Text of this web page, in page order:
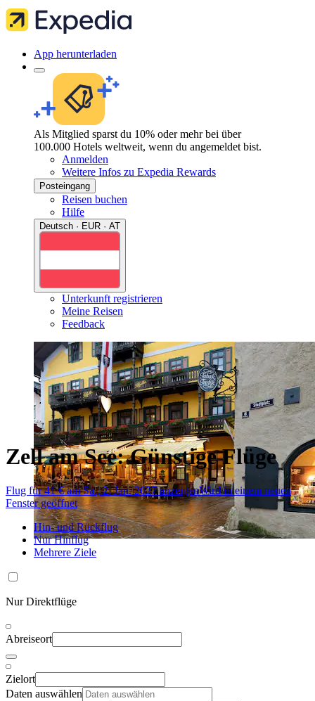
App herunterladen
Als Mitglied sparst du 10% oder mehr bei über
100.000 Hotels weltweit, wenn du angemeldet bist.
Anmelden
Weitere Infos zu Expedia Rewards
Posteingang
Reisen buchen
Hilfe
Deutsch · EUR · AT
Unterkunft registrieren
Meine Reisen
Feedback
Zell am See: Günstige Flüge
Flug für 41 € am Sa., 2. Jan. 2027 anzeigenWird in einem neuen
Fenster geöffnet
Hin- und Rückflug
Nur Hinflug
Mehrere Ziele
Nur Direktflüge
Abreiseort
Zielort
Daten auswählen